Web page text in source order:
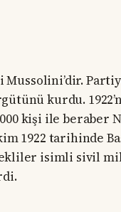
kurdu.
kişi ile beraber
1922 tarihinde
isimli sivil